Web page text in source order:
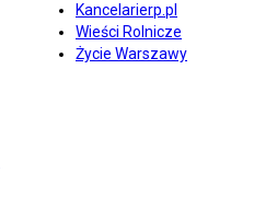
Kancelarierp.pl
Wieści Rolnicze
Życie Warszawy